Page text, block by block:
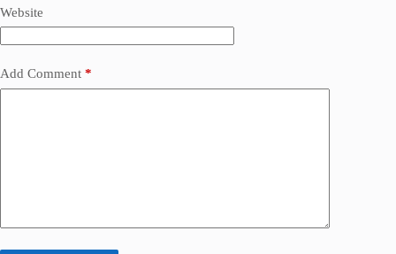
Website
Add Comment *